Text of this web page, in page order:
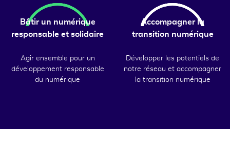
Bâtir un numérique
responsable et solidaire
Agir ensemble pour un
développement responsable
du numérique
Accompagner la
transition numérique
Développer les potentiels de
notre réseau et accompagner
la transition numérique